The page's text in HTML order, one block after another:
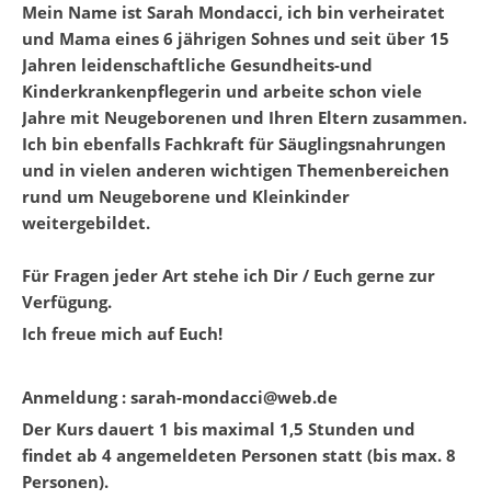
Mein Name ist Sarah Mondacci, ich bin verheiratet
und Mama eines 6 jährigen Sohnes und seit über 15
Jahren leidenschaftliche Gesundheits-und
Kinderkrankenpflegerin und arbeite schon viele
Jahre mit Neugeborenen und Ihren Eltern zusammen.
Ich bin ebenfalls Fachkraft für Säuglingsnahrungen
und in vielen anderen wichtigen Themenbereichen
rund um Neugeborene und Kleinkinder
weitergebildet.
Für Fragen jeder Art stehe ich Dir / Euch gerne zur
Verfügung.
Ich freue mich auf Euch!
Anmeldung : sarah-mondacci@web.de
Der Kurs dauert 1 bis maximal 1,5 Stunden und
findet ab 4 angemeldeten Personen statt (bis max. 8
Personen).